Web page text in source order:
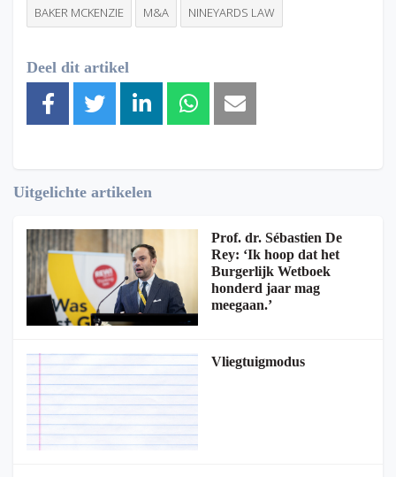
BAKER MCKENZIE M&A NINEYARDS LAW
Deel dit artikel
Uitgelichte artikelen
Prof. dr. Sébastien De
Rey: ‘Ik hoop dat het
Burgerlijk Wetboek
honderd jaar mag
meegaan.’
Vliegtuigmodus